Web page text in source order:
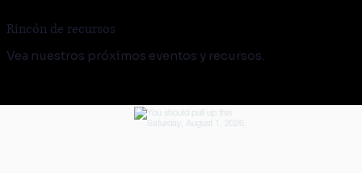
Rincón de recursos
Vea nuestros próximos eventos y recursos.